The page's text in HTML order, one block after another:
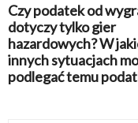
Czy podatek od
dotyczy tylko gier
hazardowych? W
innych sytuacjach
podlegać temu